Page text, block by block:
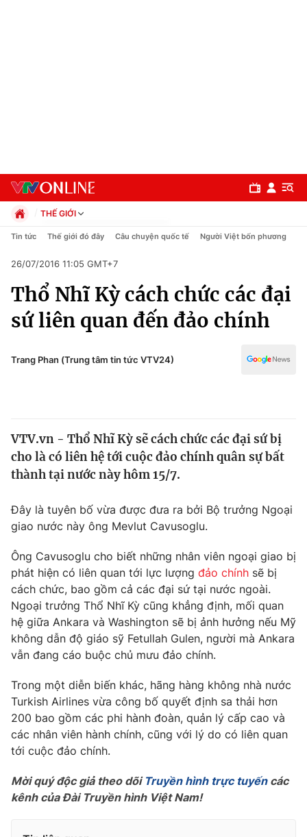
Chuyên mục
Chính trị
Thế giới
Thế giới đó đây
Câu chuyện quốc tế
Kinh tế
Thị trường
Góc doanh nghiệp
Dữ liệu và đời sống
Truyền hình
Phim VTV
Hậu trường
Khán giả
Giải sao mai
Giải trí
Điện ảnh
Âm nhạc
Sao
Du lịch
Làm đẹp
Chất lượng cuộc sống
Giáo dục
Tuyển sinh
Công nghệ
Hitech Công nghệ tương lai
Sản phẩm
Thị trường
Giao lưu trực tuyến
THẾ GIỚI
Chính trị
Pháp luật
Kinh tế
Thể thao
Truyền hình
Y tế
Tin tức Thế giới đó đây Câu chuyện quốc tế Người Việt bốn phương
26/07/2016 11:05 GMT+7
Thổ Nhĩ Kỳ cách chức các đại
sứ liên quan đến đảo chính
Trang Phan (Trung tâm tin tức VTV24)
VTV.vn - Thổ Nhĩ Kỳ sẽ cách chức các đại sứ bị
cho là có liên hệ tới cuộc đảo chính quân sự bất
thành tại nước này hôm 15/7.
Đây là tuyên bố vừa được đưa ra bởi Bộ trưởng Ngoại
giao nước này ông Mevlut Cavusoglu.
Ông Cavusoglu cho biết những nhân viên ngoại giao bị
phát hiện có liên quan tới lực lượng đảo chính sẽ bị
cách chức, bao gồm cả các đại sứ tại nước ngoài.
Ngoại trưởng Thổ Nhĩ Kỳ cũng khẳng định, mối quan
hệ giữa Ankara và Washington sẽ bị ảnh hưởng nếu Mỹ
không dẫn độ giáo sỹ Fetullah Gulen, người mà Ankara
vẫn đang cáo buộc chủ mưu đảo chính.
Trong một diễn biến khác, hãng hàng không nhà nước
Turkish Airlines vừa công bố quyết định sa thải hơn
200 bao gồm các phi hành đoàn, quản lý cấp cao và
các nhân viên hành chính, cũng với lý do có liên quan
tới cuộc đảo chính.
Mời quý độc giả theo dõi Truyền hình trực tuyếncác
kênh của Đài Truyền hình Việt Nam!